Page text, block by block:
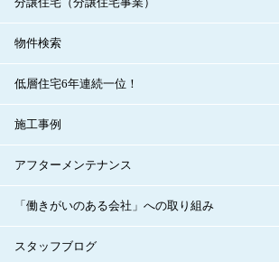
物件検索
低層住宅6年連続一位！
施工事例
アフターメンテナンス
「働きがいのある会社」への取り組み
スタッフブログ